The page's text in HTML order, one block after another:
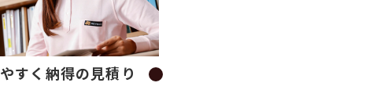
すく納得の見積り